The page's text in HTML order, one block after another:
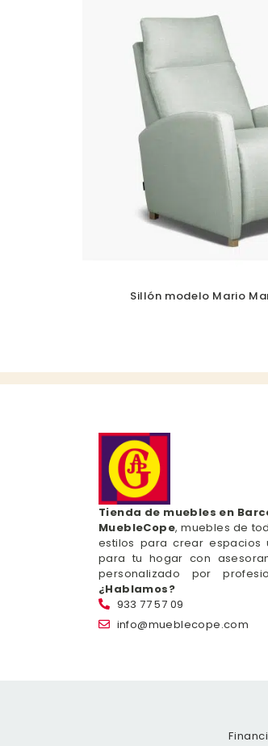
Sillón modelo Mario
Tienda de muebles en
MuebleCope, muebles de
estilos para crear espacios
para tu hogar con
personalizado por
¿Hablamos?
933 77 57 09
info@mueblecope.com